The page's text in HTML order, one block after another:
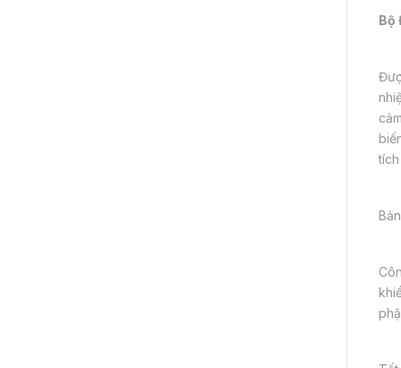
Bộ
tích